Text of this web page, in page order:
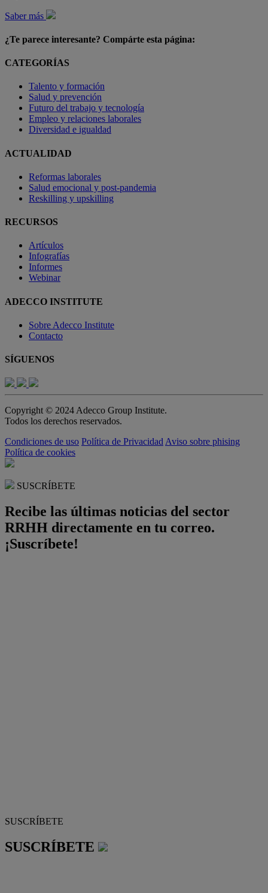
Saber más
¿Te parece interesante? Compárte esta página:
CATEGORÍAS
Talento y formación
Salud y prevención
Futuro del trabajo y tecnología
Empleo y relaciones laborales
Diversidad e igualdad
ACTUALIDAD
Reformas laborales
Salud emocional y post-pandemia
Reskilling y upskilling
RECURSOS
Artículos
Infografías
Informes
Webinar
ADECCO INSTITUTE
Sobre Adecco Institute
Contacto
SÍGUENOS
Copyright © 2024 Adecco Group Institute.
Todos los derechos reservados.
Condiciones de uso Política de PrivacidadAviso sobre phising
Política de cookies
SUSCRÍBETE
Recibe las últimas noticias del sector
RRHH directamente en tu correo.
¡Suscríbete!
SUSCRÍBETE
SUSCRÍBETE